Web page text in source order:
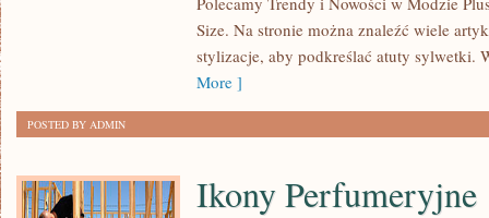
Size. Na stronie można znaleźć wiele
stylizacje, aby podkreślać atuty sylwetki.
More ]
POSTED BY ADMIN
Ikony Perfumeryjne